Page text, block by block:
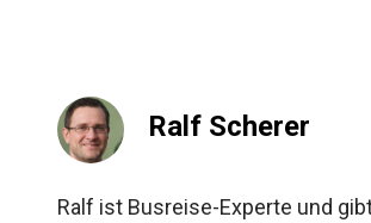
Ralf Scherer
Ralf ist Busreise-Experte und